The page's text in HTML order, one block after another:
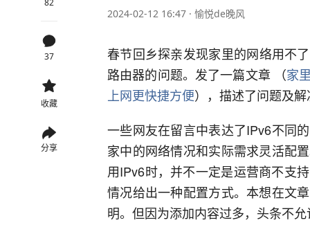
82
37
收藏
分享
2024-02-12 16:47 · 愉悦de晚风
春节回乡探亲发现家里的网络用不
路由器的问题。发了一篇文章 （家
上网更快捷方便），描述了问题及
一些网友在留言中表达了IPv6不同
家中的网络情况和实际需求灵活配
用IPv6时，并不一定是运营商不支
情况给出一种配置方式。本想在文
明。但因为添加内容过多，头条不